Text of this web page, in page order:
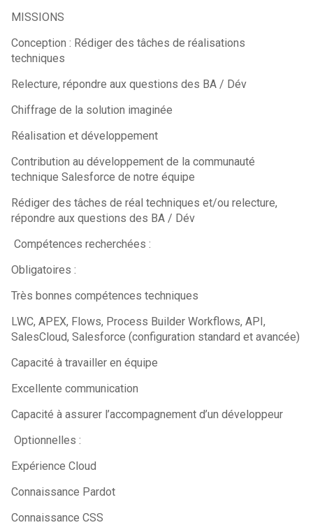
MISSIONS
Conception : Rédiger des tâches de réalisations
techniques
Relecture, répondre aux questions des BA / Dév
Chiffrage de la solution imaginée
Réalisation et développement
Contribution au développement de la communauté
technique Salesforce de notre équipe
Rédiger des tâches de réal techniques et/ou relecture,
répondre aux questions des BA / Dév
Compétences recherchées :
Obligatoires :
Très bonnes compétences techniques
LWC, APEX, Flows, Process Builder Workflows, API,
SalesCloud, Salesforce (configuration standard et avancée)
Capacité à travailler en équipe
Excellente communication
Capacité à assurer l’accompagnement d’un développeur
Optionnelles :
Expérience Cloud
Connaissance Pardot
Connaissance CSS